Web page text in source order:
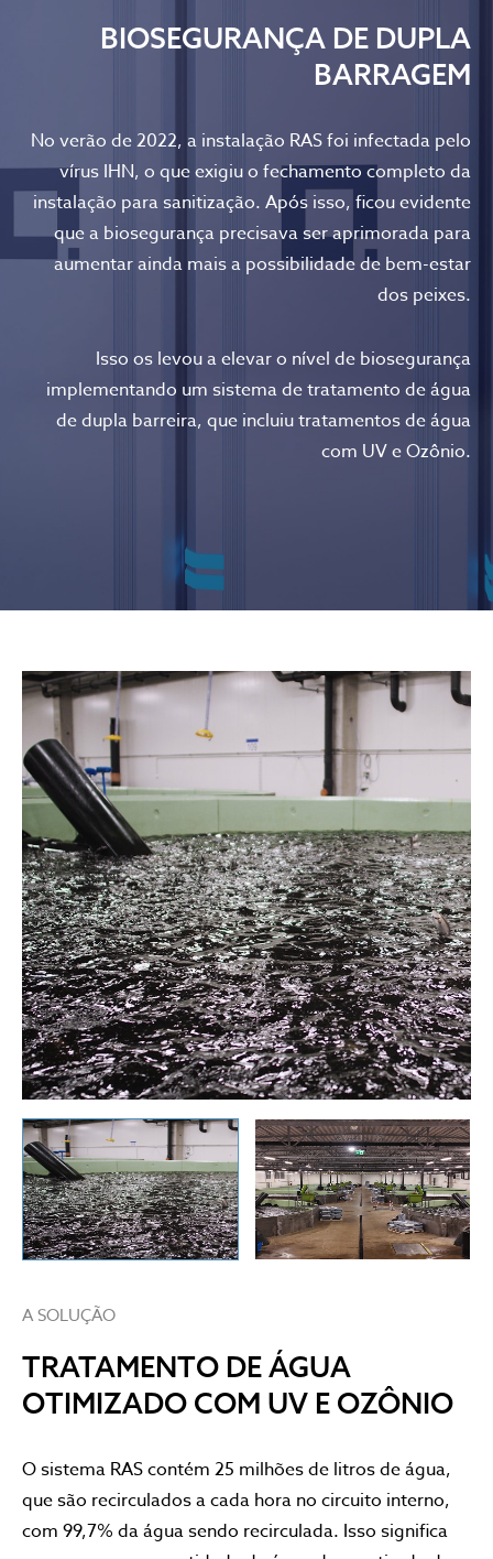
BIOSEGURANÇA DE DUPLA
BARRAGEM
No verão de 2022, a instalação RAS foi infectada pelo
vírus IHN, o que exigiu o fechamento completo da
instalação para sanitização. Após isso, ficou evidente
que a biosegurança precisava ser aprimorada para
aumentar ainda mais a possibilidade de bem-estar
dos peixes.
Isso os levou a elevar o nível de biosegurança
implementando um sistema de tratamento de água
de dupla barreira, que incluiu tratamentos de água
com UV e Ozônio.
A SOLUÇÃO
TRATAMENTO DE ÁGUA
OTIMIZADO COM UV E OZÔNIO
O sistema RAS contém 25 milhões de litros de água,
que são recirculados a cada hora no circuito interno,
com 99,7% da água sendo recirculada. Isso significa